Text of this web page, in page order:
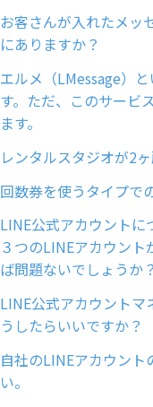
お客さんが入れたメッ
にありますか？
エルメ（LMessage）
す。ただ、このサービ
ます。
レンタルスタジオが2
回数券を使うタイプで
LINE公式アカウントに
３つのLINEアカウン
ば問題ないでしょうか？
LINE公式アカウント
うしたらいいですか？
自社のLINEアカウン
い。